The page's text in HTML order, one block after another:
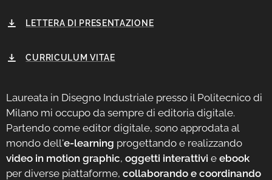
LETTERA DI PRESENTAZIONE
CURRICULUM VITAE
Laureata in Disegno Industriale presso il Politecnico di
Milano mi occupo da sempre di editoria digitale.
Partendo come editor digitale, sono approdata al
mondo dell'e-learning progettando e realizzando
video in motion graphic, oggetti interattivi e ebook
per diverse piattaforme, collaborando e coordinando